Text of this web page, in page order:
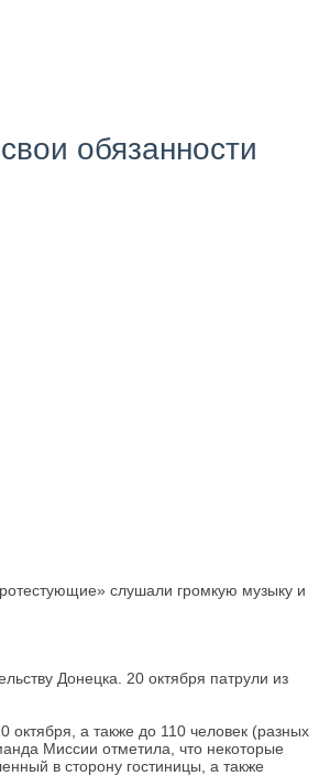
обязанности
слушали громкую музыку и
Донецка. 20 октября патрули из
октября, а также до 110 человек (разных
Миссии отметила, что некоторые
в сторону гостиницы, а также